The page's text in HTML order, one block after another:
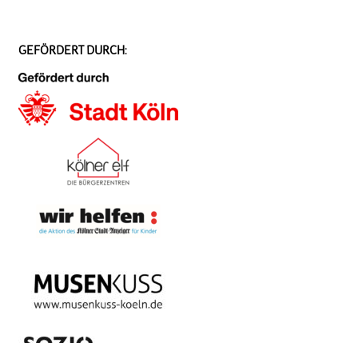
GEFÖRDERT DURCH: